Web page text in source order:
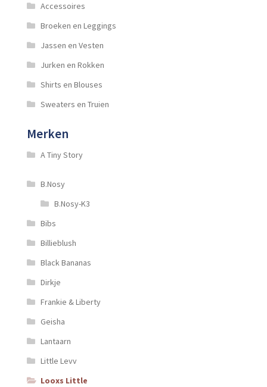
Accessoires
Broeken en Leggings
Jassen en Vesten
Jurken en Rokken
Shirts en Blouses
Sweaters en Truien
Merken
A Tiny Story
B.Nosy
B.Nosy-K3
Bibs
Billieblush
Black Bananas
Dirkje
Frankie & Liberty
Geisha
Lantaarn
Little Levv
Looxs Little